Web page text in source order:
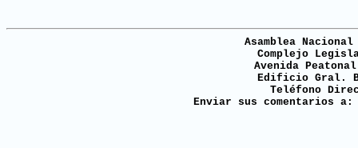
Asamblea
Complejo
Avenida
Edificio Gral.
Teléfono
Enviar sus comentarios